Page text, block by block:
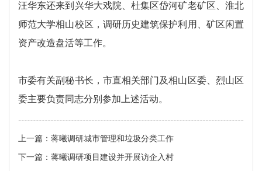
汪华东还来到兴华大戏院、杜集区岱河矿老矿区、淮北
师范大学相山校区，调研历史建筑保护利用、矿区闲置
资产改造盘活等工作。
市委有关副秘书长，市直相关部门及相山区委、烈山区
委主要负责同志分别参加上述活动。
上一篇： 蒋曦调研城市管理和垃圾分类工作
下一篇： 蒋曦调研项目建设并开展访企入村